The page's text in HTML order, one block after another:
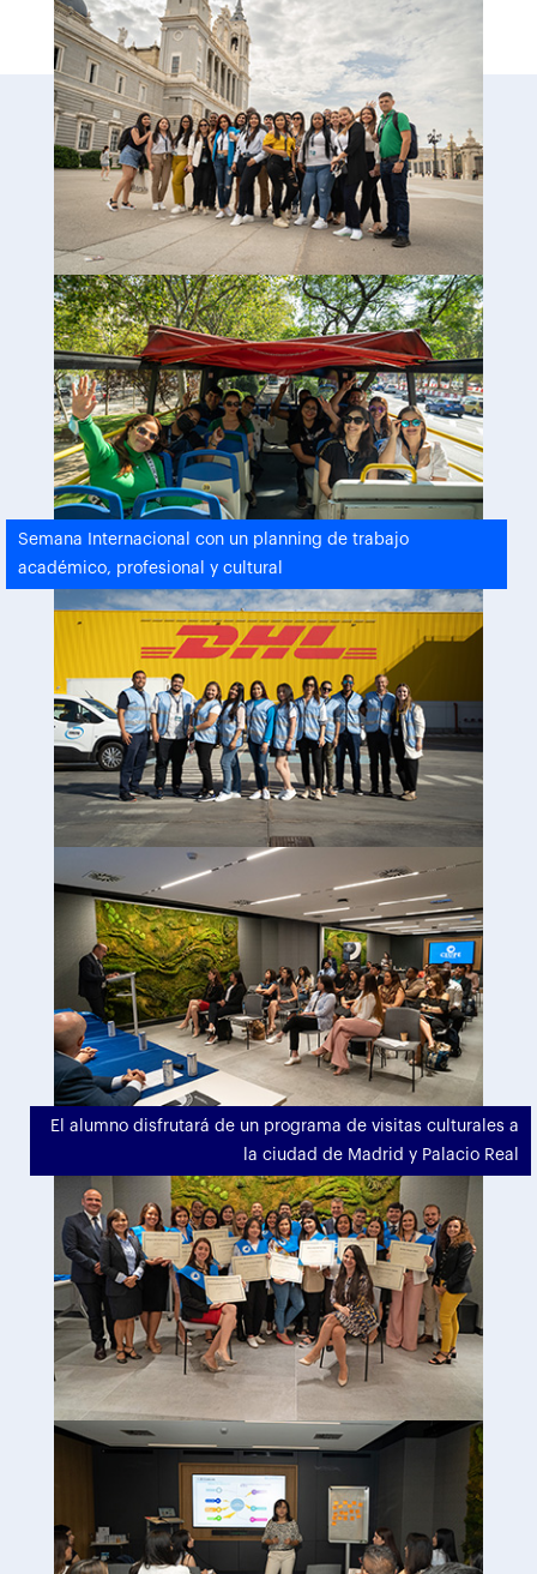
Semana Internacional con un planning de trabajo
académico, profesional y cultural
El alumno disfrutará de un programa de visitas culturales a
la ciudad de Madrid y Palacio Real